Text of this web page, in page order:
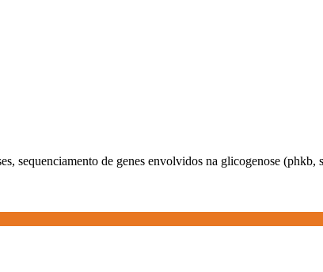
sequenciamento de genes envolvidos na glicogenose